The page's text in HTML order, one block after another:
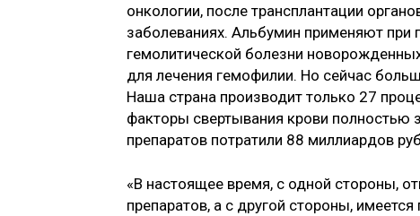
онкологии, после трансплантации
заболеваниях. Альбумин применяют при
гемолитической болезни
для лечения гемофилии. Но сейчас
Наша страна производит только 27
факторы свертывания крови полностью
препаратов потратили 88 миллиардов
«В настоящее время, с одной стороны,
препаратов, а с другой стороны,